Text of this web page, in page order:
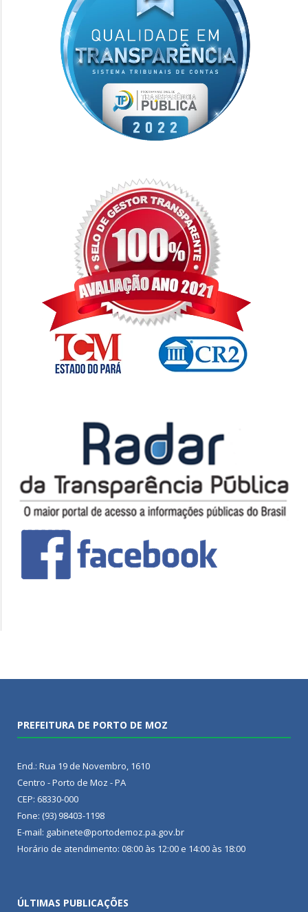
PREFEITURA DE PORTO DE MOZ
End.: Rua 19 de Novembro, 1610
Centro - Porto de Moz - PA
CEP: 68330-000
Fone: (93) 98403-1198
E-mail: gabinete@portodemoz.pa.gov.br
Horário de atendimento: 08:00 às 12:00 e 14:00 às 18:00
ÚLTIMAS PUBLICAÇÕES